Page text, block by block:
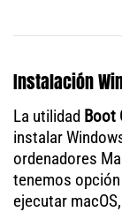
Instalación
La utilidad Boot
instalar
ordenadores
tenemos
ejecutar